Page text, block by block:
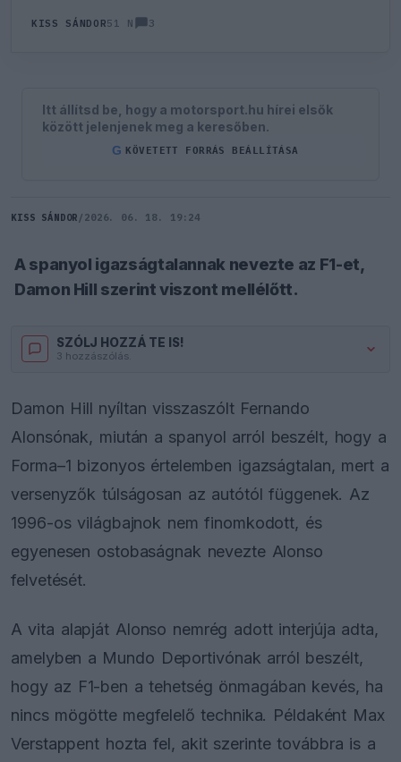
KISS SÁNDOR51 N 3
Itt állítsd be, hogy a motorsport.hu hírei elsők
között jelenjenek meg a keresőben.
G KÖVETETT FORRÁS BEÁLLÍTÁSA
KISS SÁNDOR / 2026. 06. 18. 19:24
A spanyol igazságtalannak nevezte az F1-et,
Damon Hill szerint viszont mellélőtt.
SZÓLJ HOZZÁ TE IS!
3 hozzászólás.
Damon Hill nyíltan visszaszólt Fernando
Alonsónak, miután a spanyol arról beszélt, hogy a
Forma–1 bizonyos értelemben igazságtalan, mert a
versenyzők túlságosan az autótól függenek. Az
1996-os világbajnok nem finomkodott, és
egyenesen ostobaságnak nevezte Alonso
felvetését.
A vita alapját Alonso nemrég adott interjúja adta,
amelyben a Mundo Deportivónak arról beszélt,
hogy az F1-ben a tehetség önmagában kevés, ha
nincs mögötte megfelelő technika. Példaként Max
Verstappent hozta fel, akit szerinte továbbra is a